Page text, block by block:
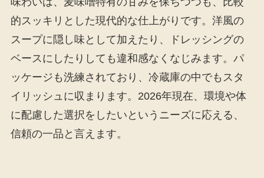
的スッキリとした現代的な仕上がりです。洋風の
スープに隠し味として加えたり、ドレッシングの
ベースにしたりしても違和感なくなじみます。パ
ッケージも洗練されており、冷蔵庫の中でもスタ
イリッシュに収まります。2026年現在、環境や体
に配慮した選択をしたいというニーズに応える、
信頼の一品と言えます。